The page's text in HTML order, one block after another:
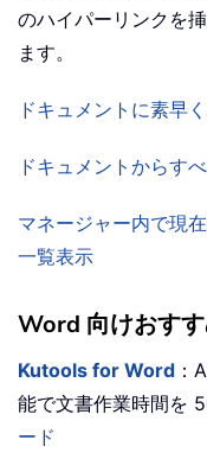
のハイパーリンクを
ます。
ドキュメントに素早
ドキュメントからす
マネージャー内で現
一覧表示
Word 向けおす
Kutools for Word ：
能で文書作業時間を
ード